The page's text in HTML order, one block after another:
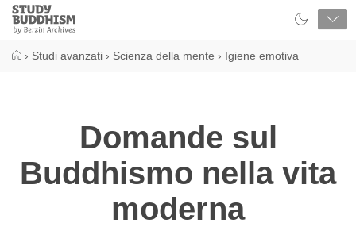
Close
Study
Buddhism
› Studi avanzati › Scienza della mente › Igiene emotiva
Domande sul
Buddhismo nella vita
moderna